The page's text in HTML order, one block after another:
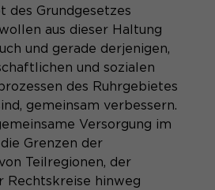
des Grundgesetzes
aus dieser Haltung
und gerade derjenigen,
und sozialen
des Ruhrgebietes
gemeinsam verbessern.
Versorgung im
Grenzen der
Teilregionen, der
Rechtskreise hinweg
Wert speichert Ihre Consent-
Unter anderem eine
generierte ID, für die
Speicherung Ihrer
Einstellungen, falls der